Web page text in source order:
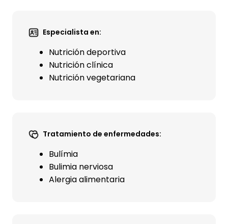
Especialista en:
Nutrición deportiva
Nutrición clínica
Nutrición vegetariana
Tratamiento de enfermedades:
Bulímia
Bulimia nerviosa
Alergia alimentaria